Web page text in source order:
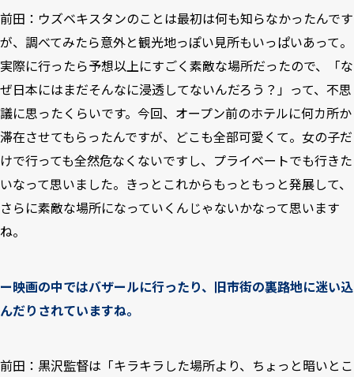
前田：ウズベキスタンのことは最初は何も知らなかったんです
が、調べてみたら意外と観光地っぽい見所もいっぱいあって。
実際に行ったら予想以上にすごく素敵な場所だったので、「な
ぜ日本にはまだそんなに浸透してないんだろう？」って、不思
議に思ったくらいです。今回、オープン前のホテルに何カ所か
滞在させてもらったんですが、どこも全部可愛くて。女の子だ
けで行っても全然危なくないですし、プライベートでも行きた
いなって思いました。きっとこれからもっともっと発展して、
さらに素敵な場所になっていくんじゃないかなって思います
ね。
ー映画の中ではバザールに行ったり、旧市街の裏路地に迷い込
んだりされていますね。
前田：黒沢監督は「キラキラした場所より、ちょっと暗いとこ